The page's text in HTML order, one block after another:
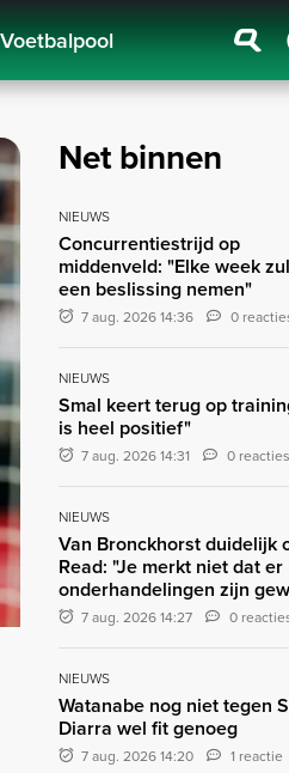
Voetbalpool
Net binnen
NIEUWS
Concurrentiestrijd op
middenveld: "Elke week
een beslissing nemen"
7 aug. 2026 14:36 0
NIEUWS
Smal keert terug op
is heel positief"
7 aug. 2026 14:31 0 reacties
NIEUWS
Van Bronckhorst duidelijk
Read: "Je merkt niet dat er
onderhandelingen zijn
7 aug. 2026 14:27 0
NIEUWS
Watanabe nog niet tegen
Diarra wel fit genoeg
7 aug. 2026 14:20 1 reactie